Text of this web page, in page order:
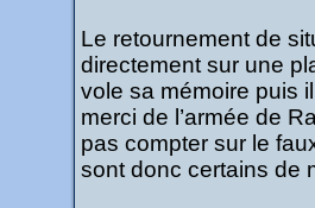
Le retournement de
directement sur une
vole sa mémoire puis
merci de l’armée de
pas compter sur le
sont donc certains de